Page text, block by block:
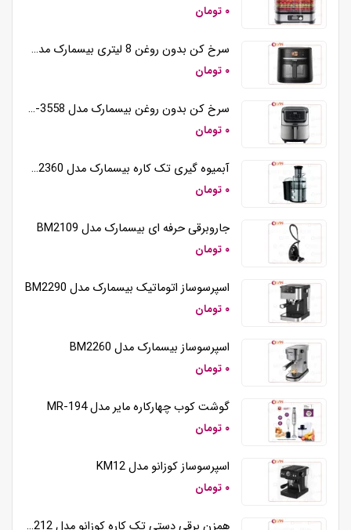
۰ تومان
سرخ کن بدون روغن 8 لیتری بیسمارک مدل BM3570
۰ تومان
سرخ کن بدون روغن بیسمارک مدل BM-3558
۰ تومان
آبمیوه گیری تک کاره بیسمارک مدل BM2360
۰ تومان
جاروبرقی حرفه ای بیسمارک مدل BM2109
۰ تومان
اسپرسوساز اتوماتیک بیسمارک مدل BM2290
۰ تومان
اسپرسوساز بیسمارک مدل BM2260
۰ تومان
گوشت کوب چهارکاره مایر مدل MR-194
۰ تومان
اسپرسوساز کوزانو مدل KM12
۰ تومان
همزن برقی دستی تک کاره کوزانو مدل HM212